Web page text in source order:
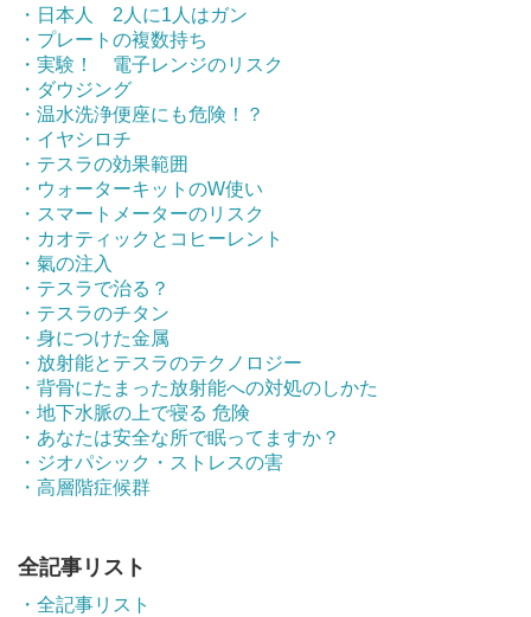
・日本人 2人に1人はガン
・プレートの複数持ち
・実験！ 電子レンジのリスク
・ダウジング
・温水洗浄便座にも危険！？
・イヤシロチ
・テスラの効果範囲
・ウォーターキットのW使い
・スマートメーターのリスク
・カオティックとコヒーレント
・氣の注入
・テスラで治る？
・テスラのチタン
・身につけた金属
・放射能とテスラのテクノロジー
・背骨にたまった放射能への対処のしかた
・地下水脈の上で寝る 危険
・あなたは安全な所で眠ってますか？
・ジオパシック・ストレスの害
・高層階症候群
全記事リスト
・全記事リスト